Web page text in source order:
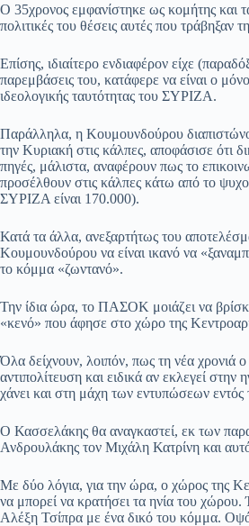
Ο 35χρονος εμφανίστηκε ως κομήτης και
πολιτικές του θέσεις αυτές που τράβηξαν
Επίσης, ιδιαίτερο ενδιαφέρον είχε
παρεμβάσεις του, κατάφερε να είναι ο
ιδεολογικής ταυτότητας του ΣΥΡΙΖΑ.
Παράλληλα, η Κουμουνδούρου
την Κυριακή στις κάλπες, αποφάσισε ότι
πηγές, μάλιστα, αναφέρουν πως το
προσέλθουν στις κάλπες κάτω από το
ΣΥΡΙΖΑ είναι 170.000).
Κατά τα άλλα, ανεξαρτήτως του
Κουμουνδούρου να είναι ικανό να
το κόμμα «ζωντανό».
Την ίδια ώρα, το ΠΑΣΟΚ μοιάζει να
«κενό» που άφησε στο χώρο της
Όλα δείχνουν, λοιπόν, πως τη νέα χρονιά
αντιπολίτευση και ειδικά αν εκλεγεί
χάνει και στη μάχη των εντυπώσεων
Ο Κασσελάκης θα αναγκαστεί, εκ των
Ανδρουλάκης τον Μιχάλη Κατρίνη και
Με δύο λόγια, για την ώρα, ο χώρος της
να μπορεί να κρατήσει τα ηνία του
Αλέξη Τσίπρα με ένα δικό του κόμμα.